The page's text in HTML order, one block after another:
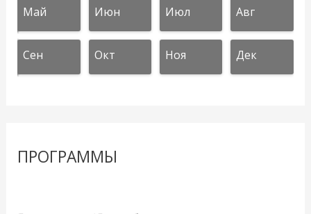
Май Июн Июл Авг
Сен Окт Ноя Дек
ПРОГРАММЫ